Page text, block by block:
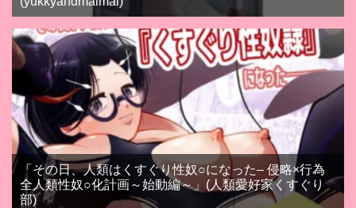
「その日、人類はくすぐり性奴○になった– 侵略×行為
全人類性奴○化計画～始動編～」(人類愛好家くすぐり
部)